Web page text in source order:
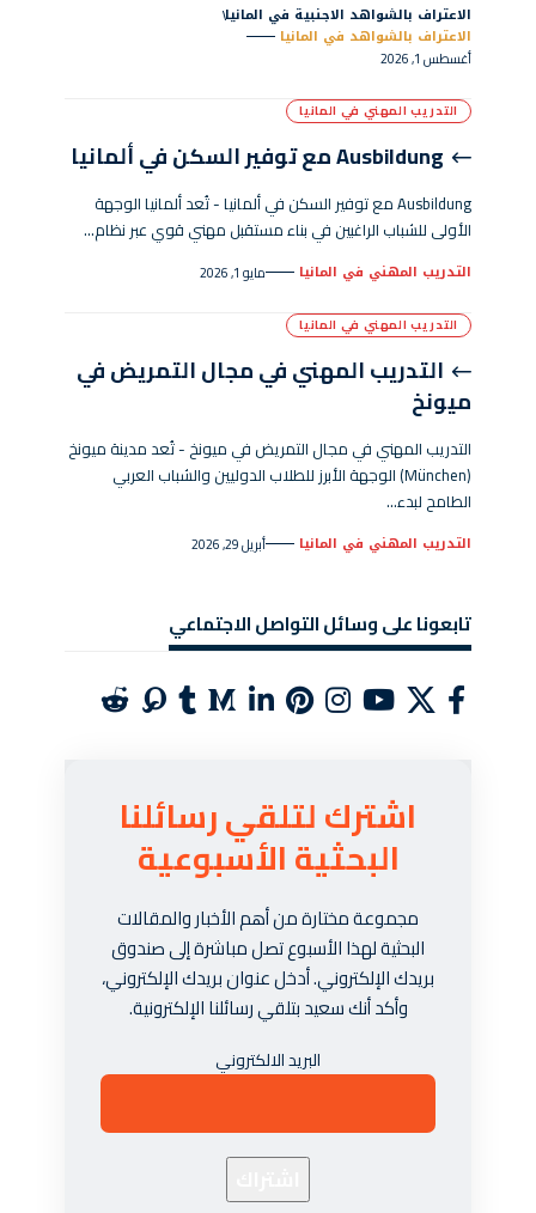
الاعتراف بالشواهد الاجنبية في المانيا
الاعتراف بالشواهد في المانيا
أغسطس 1, 2026
التدريب المهني في المانيا
Ausbildung مع توفير السكن في ألمانيا
Ausbildung مع توفير السكن في ألمانيا - تُعد ألمانيا الوجهة
الأولى للشباب الراغبين في بناء مستقبل مهني قوي عبر نظام…
التدريب المهني في المانيا مايو 1, 2026
التدريب المهني في المانيا
التدريب المهني في مجال التمريض في
ميونخ
التدريب المهني في مجال التمريض في ميونخ - تُعد مدينة ميونخ
(München) الوجهة الأبرز للطلاب الدوليين والشباب العربي
الطامح لبدء…
التدريب المهني في المانيا أبريل 29, 2026
تابعونا على وسائل التواصل الاجتماعي
اشترك لتلقي رسائلنا
البحثية الأسبوعية
مجموعة مختارة من أهم الأخبار والمقالات
البحثية لهذا الأسبوع تصل مباشرة إلى صندوق
بريدك الإلكتروني. أدخل عنوان بريدك الإلكتروني،
وأكد أنك سعيد بتلقي رسائلنا الإلكترونية.
البريد الالكتروني